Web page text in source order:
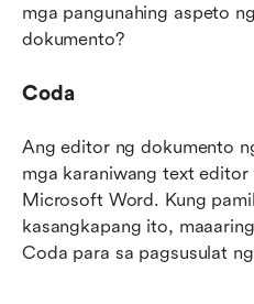
mga pangunahing aspeto
dokumento?
Coda
Ang editor ng dokumento
mga karaniwang text
Microsoft Word. Kung
kasangkapang ito,
Coda para sa pagsusulat